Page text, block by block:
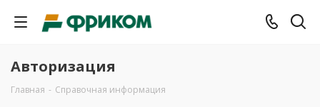
Авторизация
Главная - Справочная информация